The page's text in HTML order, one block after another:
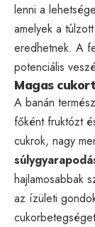
lenni a
amelyek a
eredhetnek. A
potenciális
Magas
A banán
főként fruktózt
cukrok, nagy
hajlamosabbak
az ízületi